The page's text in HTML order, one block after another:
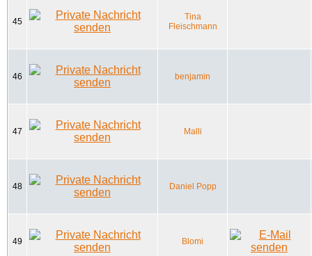
45
Tina
Fleischmann
46 benjamin
47 Malli
48 Daniel Popp
49 Blomi